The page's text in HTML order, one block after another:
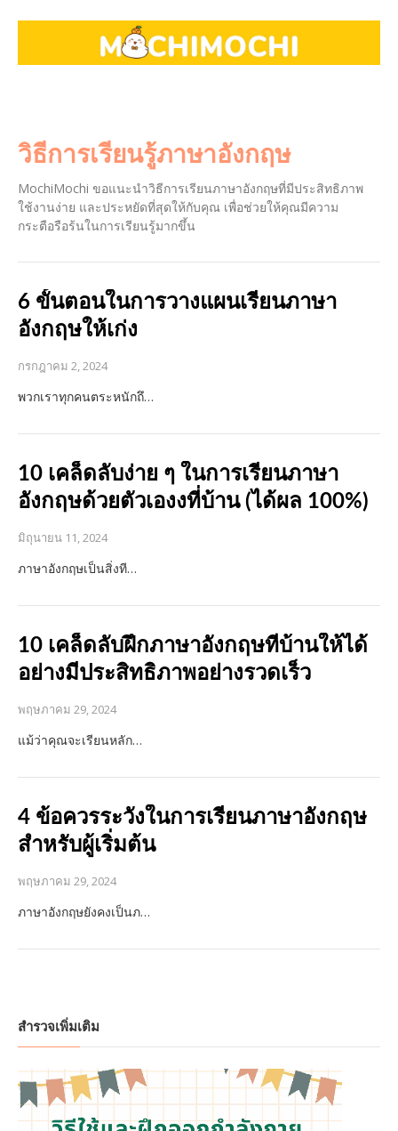
วิธีการเรียนรู้ภาษาอังกฤษ
MochiMochi ขอแนะนำวิธีการเรียนภาษาอังกฤษที่มีประสิทธิภาพ
ใช้งานง่าย และประหยัดที่สุดให้กับคุณ เพื่อช่วยให้คุณมีความ
กระตือรือร้นในการเรียนรู้มากขึ้น
6 ขั้นตอนในการวางแผนเรียนภาษา
อังกฤษให้เก่ง
กรกฎาคม 2, 2024
พวกเราทุกคนตระหนักถึ…
10 เคล็ดลับง่าย ๆ ในการเรียนภาษา
อังกฤษด้วยตัวเองงที่บ้าน (ได้ผล 100%)
มิถุนายน 11, 2024
ภาษาอังกฤษเป็นสิ่งที…
10 เคล็ดลับฝึกภาษาอังกฤษที่บ้านให้ได้
อย่างมีประสิทธิภาพอย่างรวดเร็ว
พฤษภาคม 29, 2024
แม้ว่าคุณจะเรียนหลัก…
4 ข้อควรระวังในการเรียนภาษาอังกฤษ
สำหรับผู้เริ่มต้น
พฤษภาคม 29, 2024
ภาษาอังกฤษยังคงเป็นภ…
สำรวจเพิ่มเติม